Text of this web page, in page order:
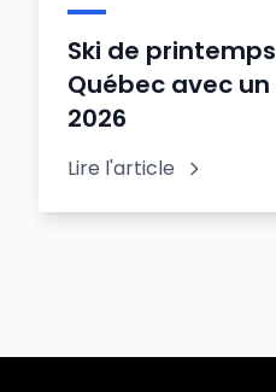
Ski de
Québec avec
2026
Lire l'article